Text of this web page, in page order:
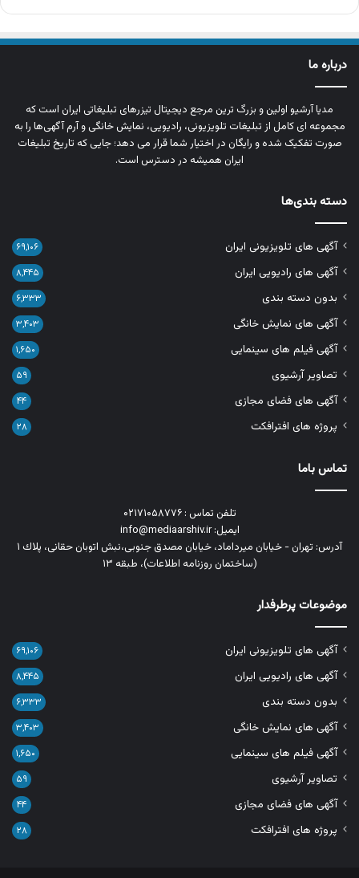
درباره ما
مدیا آرشیو اولین و بزرگ‌ ترین مرجع دیجیتال تیزرهای تبلیغاتی ایران است که
مجموعه‌ ای کامل از تبلیغات تلویزیونی، رادیویی، نمایش خانگی و آرم‌ آگهی‌ها را به‌
صورت تفکیک‌ شده و رایگان در اختیار شما قرار می‌ دهد؛ جایی که تاریخ تبلیغات
ایران همیشه در دسترس است.
دسته بندی‌ها
آگهی های تلویزیونی ایران ۶۹,۱۰۶
آگهی های رادیویی ایران ۸,۴۴۵
بدون دسته بندی ۶,۳۳۳
آگهی های نمایش خانگی ۳,۴۰۳
آگهی فیلم های سینمایی ۱,۶۵۰
تصاویر آرشیوی ۵۹
آگهی های فضای مجازی ۴۴
پروژه های افترافکت ۲۸
تماس باما
تلفن تماس : ۰۲۱۷۱۰۵۸۷۷۶
ایمیل: info@mediaarshiv.ir
آدرس: تهران - خیابان میرداماد، خیابان مصدق جنوبی،نبش اتوبان حقانی، پلاك ١
(ساختمان روزنامه اطلاعات)، طبقه ۱۳
موضوعات پرطرفدار
آگهی های تلویزیونی ایران ۶۹,۱۰۶
آگهی های رادیویی ایران ۸,۴۴۵
بدون دسته بندی ۶,۳۳۳
آگهی های نمایش خانگی ۳,۴۰۳
آگهی فیلم های سینمایی ۱,۶۵۰
تصاویر آرشیوی ۵۹
آگهی های فضای مجازی ۴۴
پروژه های افترافکت ۲۸